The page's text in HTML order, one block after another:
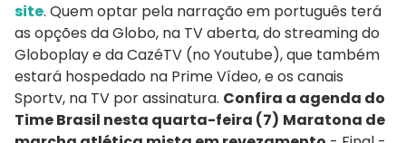
site. Quem optar pela narração em português terá
as opções da Globo, na TV aberta, do streaming do
Globoplay e da CazéTV (no Youtube), que também
estará hospedado na Prime Vídeo, e os canais
Sportv, na TV por assinatura. Confira a agenda do
Time Brasil nesta quarta-feira (7) Maratona de